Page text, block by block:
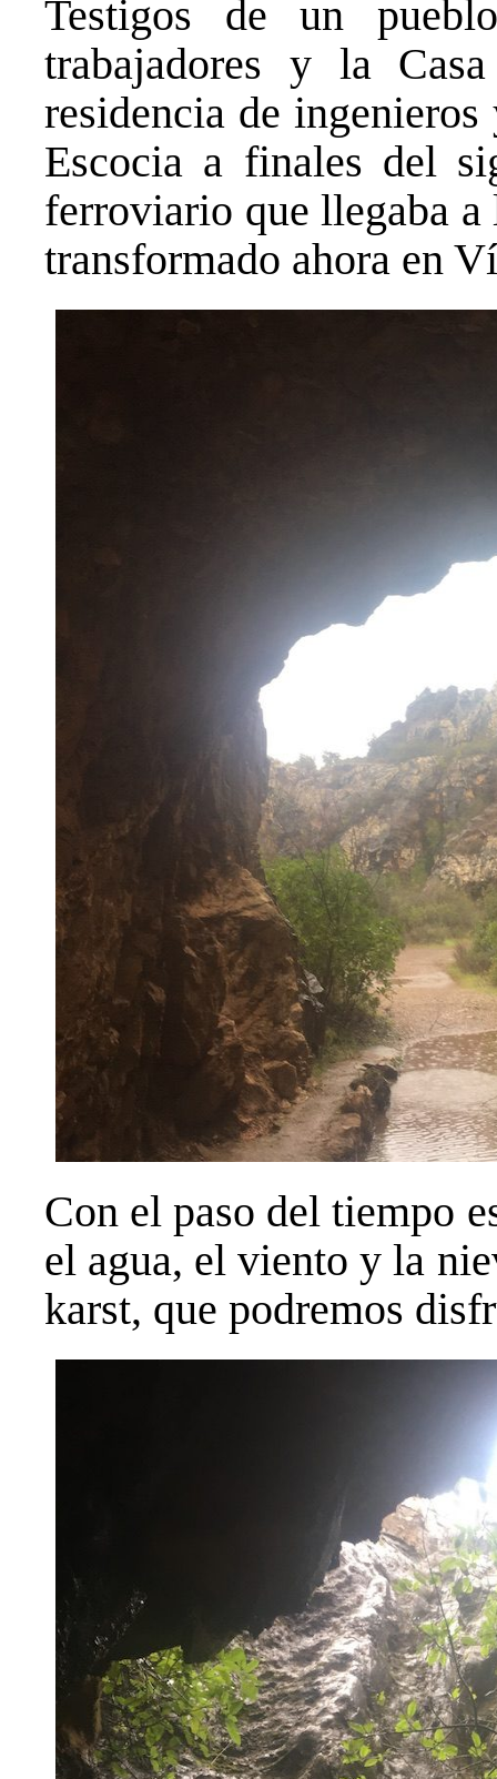
Testigos de un
trabajadores y la
residencia de
Escocia a finales del
ferroviario que llegaba a
transformado ahora en
Con el paso del tiempo
el agua, el viento y la
karst, que podremos